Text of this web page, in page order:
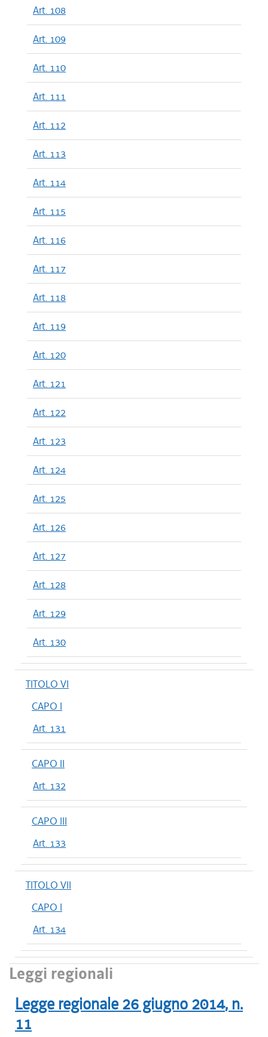
Art. 108
Art. 109
Art. 110
Art. 111
Art. 112
Art. 113
Art. 114
Art. 115
Art. 116
Art. 117
Art. 118
Art. 119
Art. 120
Art. 121
Art. 122
Art. 123
Art. 124
Art. 125
Art. 126
Art. 127
Art. 128
Art. 129
Art. 130
TITOLO VI
CAPO I
Art. 131
CAPO II
Art. 132
CAPO III
Art. 133
TITOLO VII
CAPO I
Art. 134
Leggi regionali
Legge regionale 26 giugno 2014, n.
11